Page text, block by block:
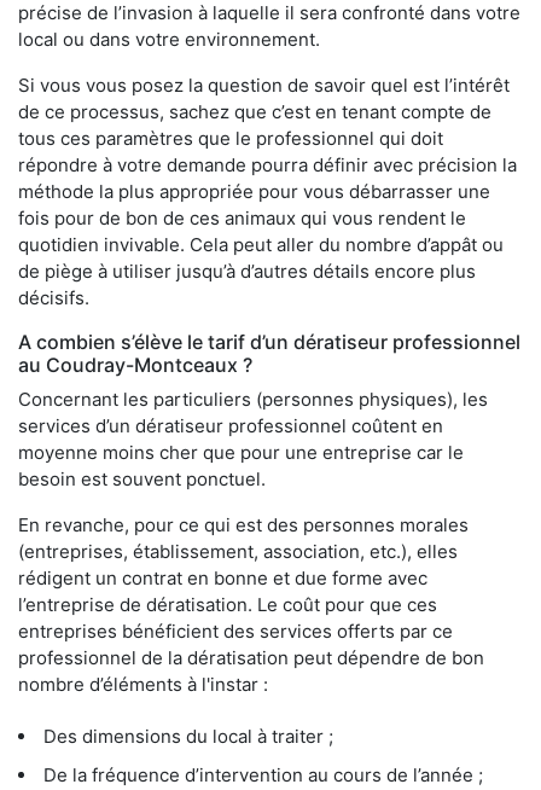
précise de l’invasion à laquelle il sera confronté dans votre
local ou dans votre environnement.
Si vous vous posez la question de savoir quel est l’intérêt
de ce processus, sachez que c’est en tenant compte de
tous ces paramètres que le professionnel qui doit
répondre à votre demande pourra définir avec précision la
méthode la plus appropriée pour vous débarrasser une
fois pour de bon de ces animaux qui vous rendent le
quotidien invivable. Cela peut aller du nombre d’appât ou
de piège à utiliser jusqu’à d’autres détails encore plus
décisifs.
A combien s’élève le tarif d’un dératiseur professionnel
au Coudray-Montceaux ?
Concernant les particuliers (personnes physiques), les
services d’un dératiseur professionnel coûtent en
moyenne moins cher que pour une entreprise car le
besoin est souvent ponctuel.
En revanche, pour ce qui est des personnes morales
(entreprises, établissement, association, etc.), elles
rédigent un contrat en bonne et due forme avec
l’entreprise de dératisation. Le coût pour que ces
entreprises bénéficient des services offerts par ce
professionnel de la dératisation peut dépendre de bon
nombre d’éléments à l'instar :
Des dimensions du local à traiter ;
De la fréquence d’intervention au cours de l’année ;